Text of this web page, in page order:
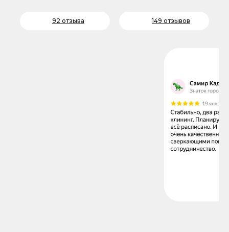
92 отзыва 149 отзывов
наши услуги